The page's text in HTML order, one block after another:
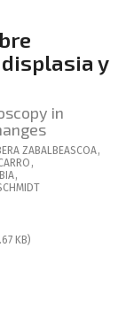
y
in
ZABALBEASCOA,
,
,
KB)